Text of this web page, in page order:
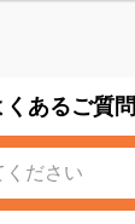
くあるご質問